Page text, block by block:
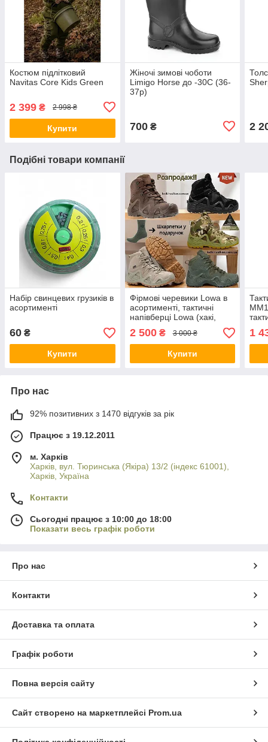
Костюм підлітковий
Navitas Core Kids Green
2 399 ₴ 2 998 ₴
Купити
Жіночі зимові чоботи
Limigo Horse до -30С (36-
37р)
700₴ 2
Подібні товари компанії
Набір свинцевих грузиків в
асортименті
60 ₴
Купити
Фірмові черевики Lowa в
асортименті, тактичні
напівберці Lowa (хакі,
койот, мультикам, чорні)
2 500₴ 3 000 ₴
Купити
1
Про нас
92% позитивних з 1470 відгуків за рік
Працює з 19.12.2011
м. Харків
Харків, вул. Тюринська (Якіра) 13/2 (індекс 61001),
Харків, Україна
Контакти
Сьогодні працює з 10:00 до 18:00
Показати весь графік роботи
Про нас
Контакти
Доставка та оплата
Графік роботи
Повна версія сайту
Сайт створено на маркетплейсі Prom.ua